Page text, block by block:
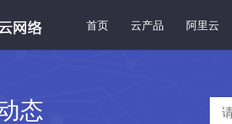
首页 云产品 阿里云
态